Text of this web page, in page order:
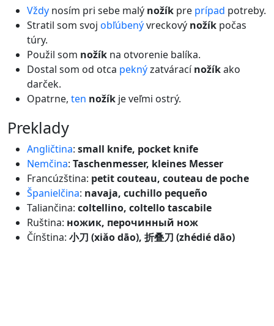
Vždy nosím pri sebe malý nožík pre prípad potreby.
Stratil som svoj obľúbenývreckový nožík počas
túry.
Použil som nožík na otvorenie balíka.
Dostal som od otca peknýzatváracínožíkako
darček.
Opatrne, ten nožík je veľmi ostrý.
preklady
Angličtina: small knife, pocket knife
Nemčina: Taschenmesser, kleines Messer
Francúzština: petit couteau, couteau de poche
Španielčina: navaja, cuchillo pequeño
Taliančina: coltellino, coltello tascabile
Ruština: ножик, перочинный нож
Čínština: 小刀 (xiǎo dāo), 折叠刀 (zhédié dāo)